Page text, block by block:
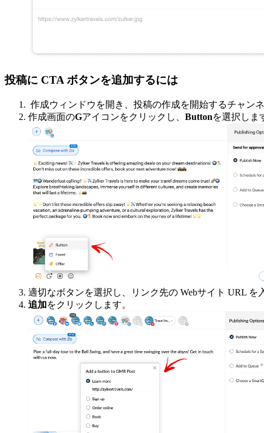
投稿に CTA ボタンを追加するには
作成ウィンドウを開き、投稿の作成を開始するチャン
作成画面のGアイコンをクリックし、 Buttonを選択しま
適切なボタンを選択し、リンク先の Webサイト URL を
追加をクリックします。